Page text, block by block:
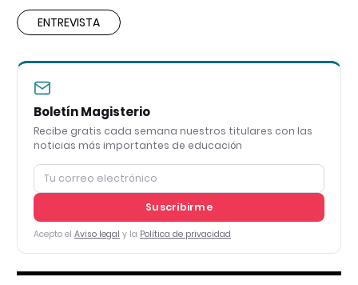
ENTREVISTA
Boletín Magisterio
Recibe gratis cada semana nuestros titulares con las
noticias más importantes de educación
Suscribirme
Acepto el Aviso legal y la Política de privacidad